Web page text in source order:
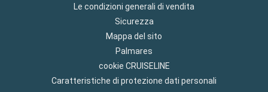
Le condizioni generali di vendita
Sicurezza
Mappa del sito
Palmares
cookie CRUISELINE
Caratteristiche di protezione dati personali